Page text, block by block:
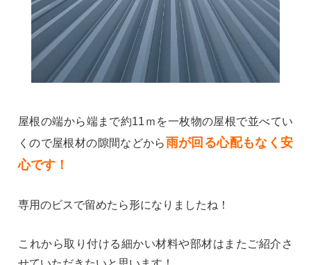
屋根の端から端まで約11ｍを一枚物の屋根で並べてい
くので屋根材の隙間などから雨が回る心配もなく安
心です！
専用のビスで留めたら形になりましたね！
これから取り付ける細かい材料や部材はまたご紹介さ